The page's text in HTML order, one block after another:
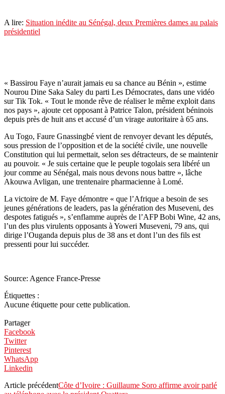
A lire: Situation inédite au Sénégal, deux Premières dames au palais
présidentiel
« Bassirou Faye n’aurait jamais eu sa chance au Bénin », estime
Nourou Dine Saka Saley du parti Les Démocrates, dans une vidéo
sur Tik Tok. « Tout le monde rêve de réaliser le même exploit dans
nos pays », ajoute cet opposant à Patrice Talon, président béninois
depuis près de huit ans et accusé d’un virage autoritaire à 65 ans.
Au Togo, Faure Gnassingbé vient de renvoyer devant les députés,
sous pression de l’opposition et de la société civile, une nouvelle
Constitution qui lui permettait, selon ses détracteurs, de se maintenir
au pouvoir. « Je suis certaine que le peuple togolais sera libéré un
jour comme au Sénégal, mais nous devons nous battre », lâche
Akouwa Avligan, une trentenaire pharmacienne à Lomé.
La victoire de M. Faye démontre « que l’Afrique a besoin de ses
jeunes générations de leaders, pas la génération des Museveni, des
despotes fatigués », s’enflamme auprès de l’AFP Bobi Wine, 42 ans,
l’un des plus virulents opposants à Yoweri Museveni, 79 ans, qui
dirige l’Ouganda depuis plus de 38 ans et dont l’un des fils est
pressenti pour lui succéder.
Source: Agence France-Presse
Étiquettes :
Aucune étiquette pour cette publication.
Partager
Facebook
Twitter
Pinterest
WhatsApp
Linkedin
Article précédentCôte d’Ivoire : Guillaume Soro affirme avoir parlé